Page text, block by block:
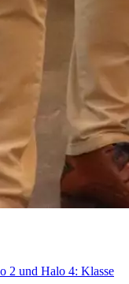
2 und Halo 4: Klasse